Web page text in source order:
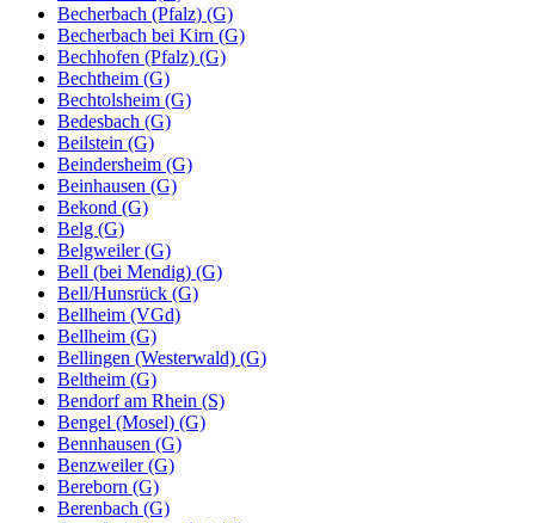
Becherbach (Pfalz) (G)
Becherbach bei Kirn (G)
Bechhofen (Pfalz) (G)
Bechtheim (G)
Bechtolsheim (G)
Bedesbach (G)
Beilstein (G)
Beindersheim (G)
Beinhausen (G)
Bekond (G)
Belg (G)
Belgweiler (G)
Bell (bei Mendig) (G)
Bell/Hunsrück (G)
Bellheim (VGd)
Bellheim (G)
Bellingen (Westerwald) (G)
Beltheim (G)
Bendorf am Rhein (S)
Bengel (Mosel) (G)
Bennhausen (G)
Benzweiler (G)
Bereborn (G)
Berenbach (G)